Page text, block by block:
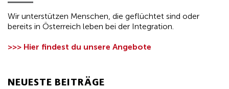
Wir unterstützen Menschen, die geflüchtet sind oder
bereits in Österreich leben bei der Integration.
>>> Hier findest du unsere Angebote
NEUESTE BEITRÄGE